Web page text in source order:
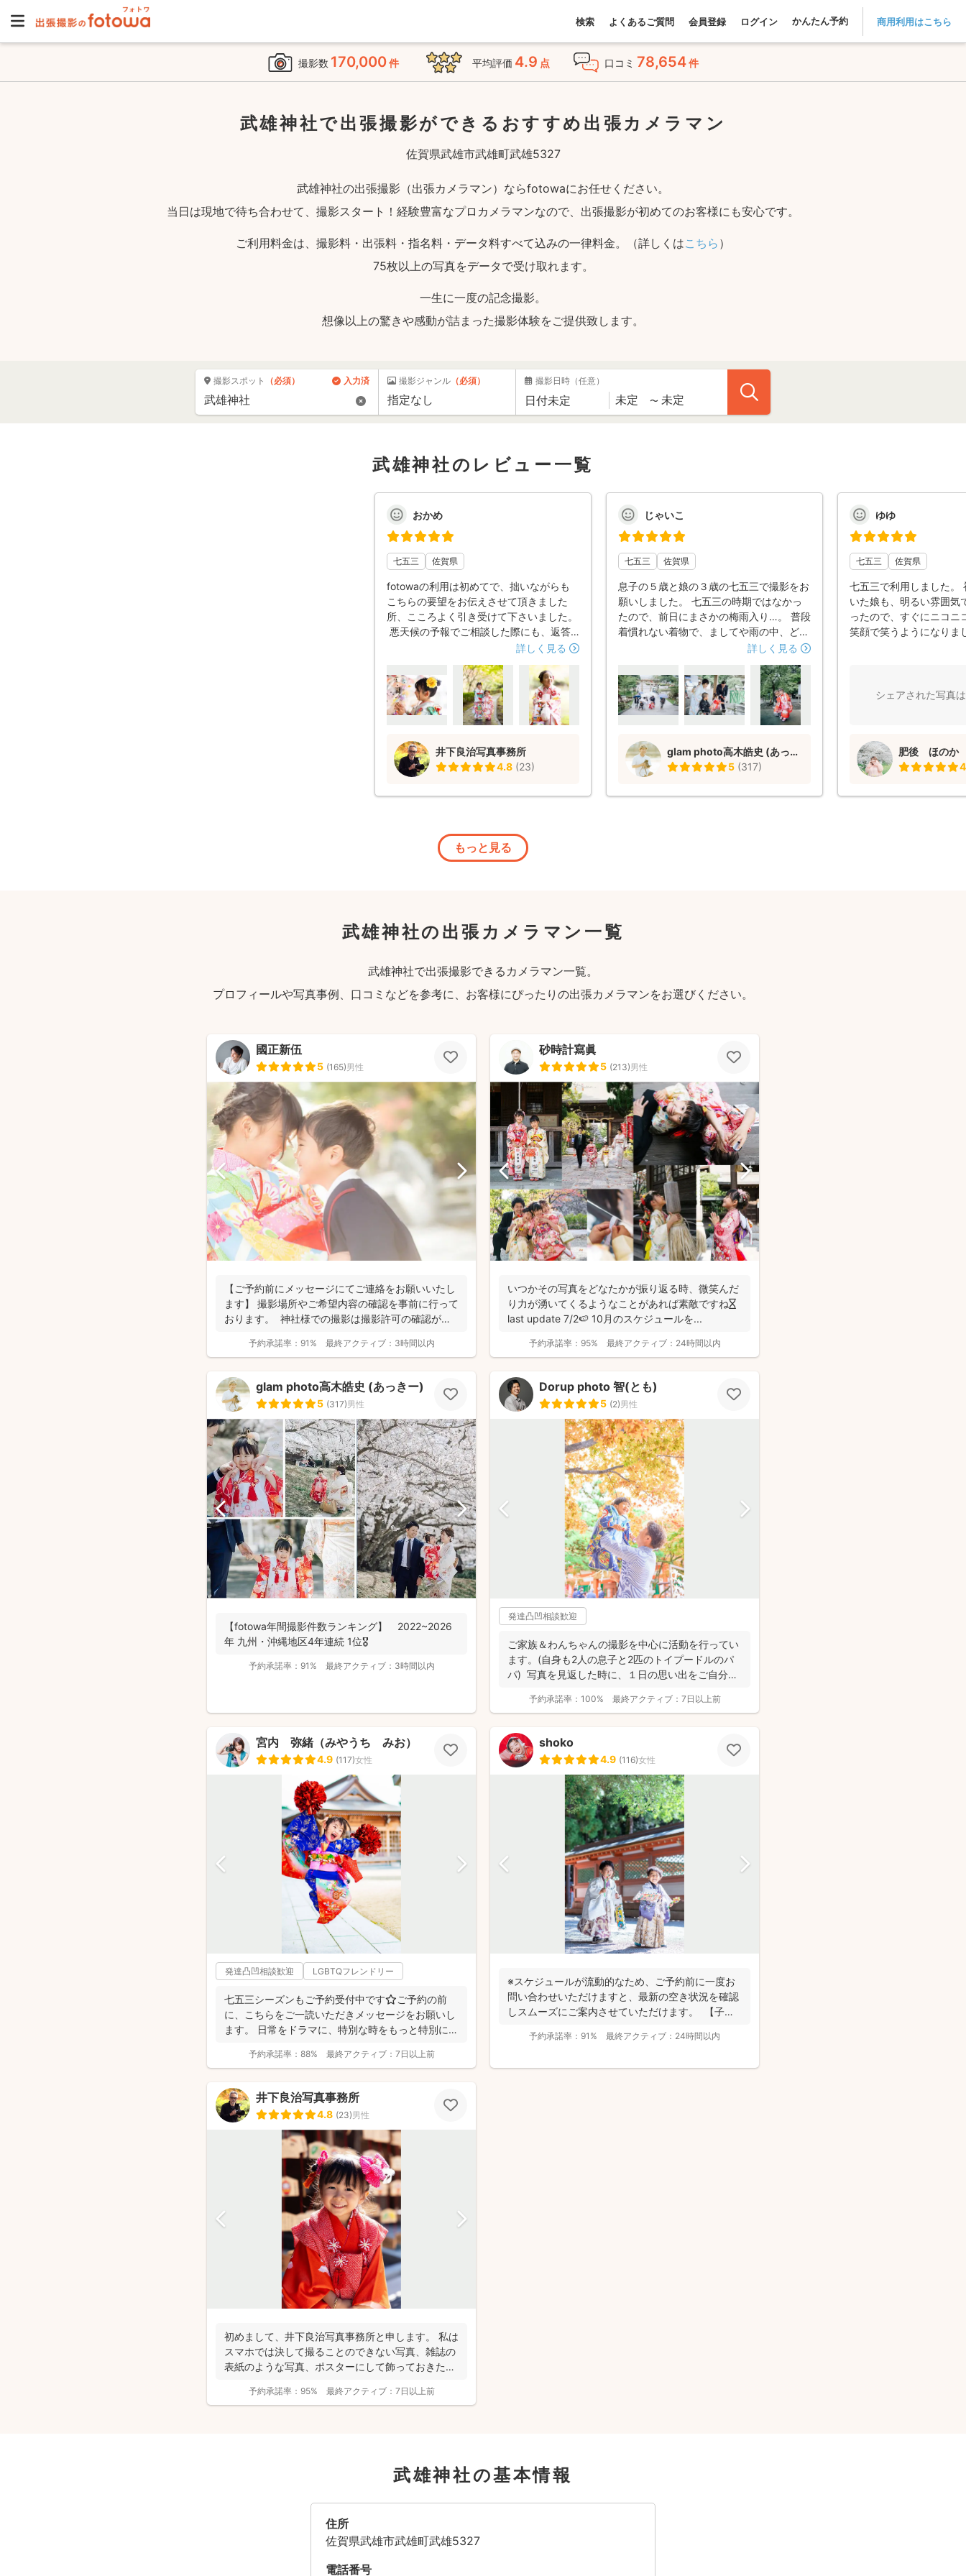
検索 よくあるご質問 会員登録 ログイン かんたん予約 商用利用はこちら
撮影数 170,000件 平均評価 4.9 点 口コミ 78,654件
武雄神社で出張撮影ができる おすすめ出張カメラマン
佐賀県武雄市武雄町武雄5327
武雄神社の出張撮影（出張カメラマン）ならfotowaにお任せください。
当日は現地で待ち合わせて、撮影スタート！経験豊富なプロカメラマンなので、出張撮影が初めてのお客様にも安心です。
ご利用料金は、撮影料・出張料・指名料・データ料すべて込みの一律料金。（詳しくはこちら ）
75枚以上の写真をデータで受け取れます。
一生に一度の記念撮影。
想像以上の驚きや感動が詰まった撮影体験をご提供致します。
撮影スポット （必須） 入力済 撮影ジャンル （必須） 撮影日時 （任意）
武雄神社のレビュー一覧
おかめ
七五三 佐賀県
fotowaの利用は初めてで、拙いながらも
こちらの要望をお伝えさせて頂きました
所、こころよく引き受けて下さいました。
悪天候の予報でご相談した際にも、返答
が早く、的確な御回答を下さり、背中を押
さんの読み通り、撮影中は雨に見舞われる
事もなく、子どもたち(特に上の娘はおじ
ちゃん好き？)も渋いながらも優しい雰囲
気を良く感じたのか、すぐに打ち解けてい
で、沢山の場所で沢山のカットを撮影して
いただく事ができ、とても自分たちだけで
てくれなかったでしょう… 出来上がった
さんに撮って頂けて、とても満足していま
す。大変お世話になりまして、ありがとう
詳しく見る
井下良治写真事務所
4.8 (23)
じゃいこ
七五三 佐賀県
息子の５歳と娘の３歳の七五三で撮影をお
願いしました。 七五三の時期ではなかっ
たので、前日にまさかの梅雨入り…。 普段
着慣れない着物で、ましてや雨の中、どー
なることやらと思いながら…。 あっきーさ
て頂きました。 撮影していただいた写真
も、すごく可愛すぎてまたの機会にはぜ
ひ、お願いしたいです。 大満足の七五三
詳しく見る
glam photo高木皓史 (あっきー)
5 (317)
ゆゆ
七五三 佐賀県
七五三で利用しました。
いた娘も、明るい雰囲気
ったので、すぐにニコニ
笑顔で笑うようになりま
です！シェアされた写真
肥後 ほのか
もっと見る
武雄神社の出張カメラマン一覧
武雄神社で出張撮影できるカメラマン一覧。
プロフィールや写真事例、口コミなどを参考に、お客様にぴったりの出張カメラマンをお選びください。
國正新伍
5 (165)男性
【ご予約前にメッセージにてご連絡をお願いいたし
ます】 撮影場所やご希望内容の確認を事前に行って
おります。 神社様での撮影は撮影許可の確認が必
予約承諾率： 91% 最終アクティブ： 3時間以内
砂時計寫眞
5 (213)男性
いつかその写真をどなたかが振り返る時、微笑んだ
り力が湧いてくるようなことがあれば素敵ですね⏳
last update 7/2🍉 10月のスケジュールを...
予約承諾率： 95% 最終アクティブ： 24時間以内
glam photo高木皓史 (あっきー)
5 (317)男性
【fotowa年間撮影件数ランキング】 2022~2026
年 九州・沖縄地区4年連続 1位🎖️
予約承諾率： 91% 最終アクティブ： 3時間以内
Dorup photo 智(とも)
5 (2)男性
発達凸凹相談歓迎
ご家族＆わんちゃんの撮影を中心に活動を行ってい
ます。(自身も2人の息子と2匹のトイプードルのパ
パ) 写真を見返した時に、１日の思い出をご自分自
予約承諾率： 100% 最終アクティブ： 7日以上前
宮内 弥緒（みやうち みお）
4.9 (117)女性
発達凸凹相談歓迎 LGBTQフレンドリー
七五三シーズンもご予約受付中です⭐️ご予約の前
に、こちらをご一読いただきメッセージをお願いし
ます。 日常をドラマに、特別な時をもっと特別に
予約承諾率： 88% 最終アクティブ： 7日以上前
shoko
4.9 (116)女性
※スケジュールが流動的なため、ご予約前に一度お
問い合わせいただけますと、最新の空き状況を確認
しスムーズにご案内させていただけます。 【子ど
予約承諾率： 91% 最終アクティブ： 24時間以内
井下良治写真事務所
4.8 (23)男性
初めまして、井下良治写真事務所と申します。 私は
スマホでは決して撮ることのできない写真、雑誌の
表紙のような写真、ポスターにして飾っておきたい
予約承諾率： 95% 最終アクティブ： 7日以上前
武雄神社の基本情報
住所
佐賀県武雄市武雄町武雄5327
電話番号
撮影基本料
全ジャンル共通